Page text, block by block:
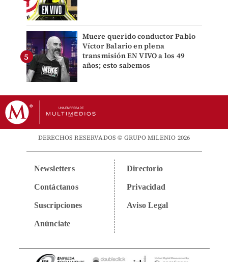
Muere querido conductor Pablo
Víctor Balario en plena
transmisión EN VIVO a los 49
años; esto sabemos
DERECHOS RESERVADOS © GRUPO MILENIO 2026
Newsletters
Contáctanos
Suscripciones
Anúnciate
Directorio
Privacidad
Aviso Legal